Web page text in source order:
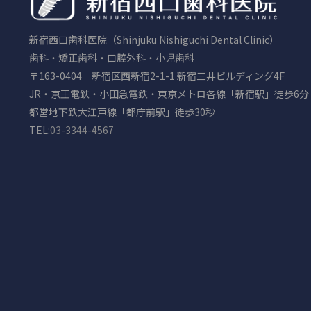
新宿西口歯科医院（Shinjuku Nishiguchi Dental Clinic）
歯科・矯正歯科・口腔外科・小児歯科
〒163-0404 新宿区西新宿2-1-1 新宿三井ビルディング4F
JR・京王電鉄・小田急電鉄・東京メトロ各線「新宿駅」徒歩6分
都営地下鉄大江戸線「都庁前駅」徒歩30秒
TEL:03-3344-4567